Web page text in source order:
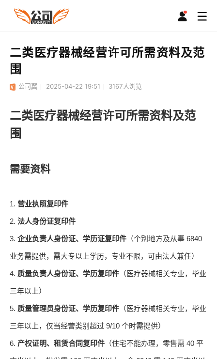
二类医疗器械经营许可所需资料及范
围
公司翼 2025-04-22 19:51 3167人浏览
二类医疗器械经营许可所需资料及范
围
需要资料
1. 营业执照复印件
2.法人身份证复印件
3.企业负责人身份证、学历证复印件 （个别地方及从事 6840
业务需提供，需大专以上学历，专业不限，可由法人兼任）
4. 质量负责人身份证、学历复印件 （医疗器械相关专业，毕业
三年以上）
5. 质量管理员身份证、学历复印件 （医疗器械相关专业，毕业
三年以上，仅当经营类别超过 9/10个时需提供）
6. 产权证明、租赁合同复印件 （住宅不能办理，零售需 40平